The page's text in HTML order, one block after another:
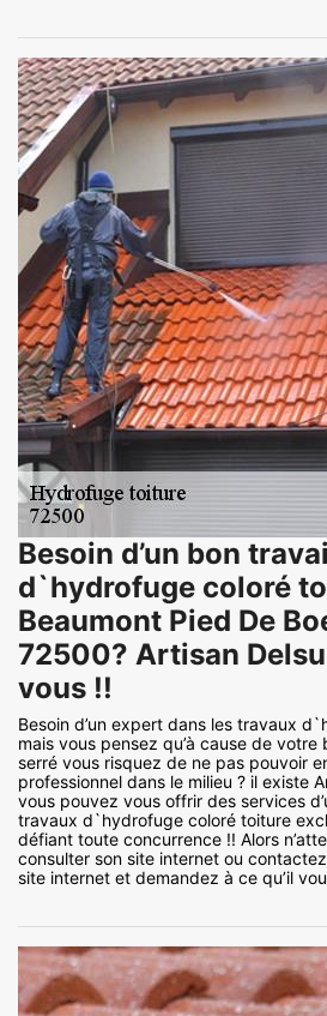
Besoin d’un bon
d`hydrofuge coloré
Beaumont Pied De
72500? Artisan
vous !!
Besoin d’un expert dans les travaux
mais vous pensez qu’à cause de
serré vous risquez de ne pas pouvoir
professionnel dans le milieu ? il existe
vous pouvez vous offrir des services
travaux d`hydrofuge coloré toiture
défiant toute concurrence !! Alors
consulter son site internet ou
site internet et demandez à ce qu’il